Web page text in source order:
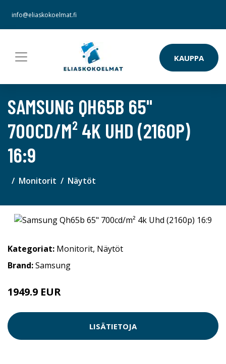
info@eliaskokoelmat.fi
KAUPPA
SAMSUNG QH65B 65"
700CD/M² 4K UHD (2160P)
16:9
Monitorit Näytöt
Kategoriat: Monitorit, Näytöt
Brand:Samsung
1949.9 EUR
LISÄTIETOJA